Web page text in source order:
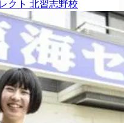
クト 北習志野校